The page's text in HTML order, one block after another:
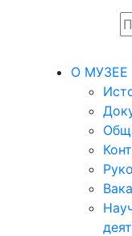
О МУЗЕЕ